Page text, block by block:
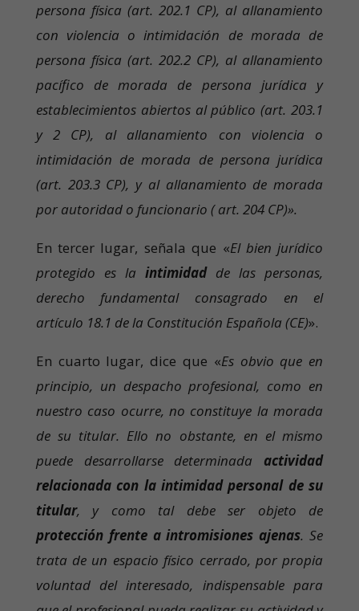
persona física (art. 202.1 CP), al allanamiento
con violencia o intimidación de morada de
persona física (art. 202.2 CP), al allanamiento
pacífico de morada de persona jurídica y
establecimientos abiertos al público (art. 203.1
y 2 CP), al allanamiento con violencia o
intimidación de morada de persona jurídica
(art. 203.3 CP), y al allanamiento de morada
por autoridad o funcionario ( art. 204 CP)».
En tercer lugar, señala que «El bien jurídico
protegido es la intimidadde las personas,
derecho fundamental consagrado en el
artículo 18.1 de la Constitución Española (CE)».
En cuarto lugar, dice que «Es obvio que en
principio, un despacho profesional, como en
nuestro caso ocurre, no constituye la morada
de su titular. Ello no obstante, en el mismo
puede desarrollarse determinada actividad
relacionada con la intimidad personal de su
titular, y como tal debe ser objeto de
protección frente a intromisiones ajenas. Se
trata de un espacio físico cerrado, por propia
voluntad del interesado, indispensable para